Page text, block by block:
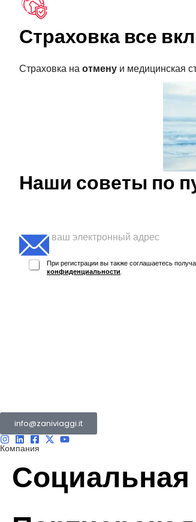
Страховка все
Страховка наотмену и медицинская
Наши советы по
При регистрации вы также соглашаетесь
конфиденциальности.
info@zaniviaggi.it
Компания
Социальная